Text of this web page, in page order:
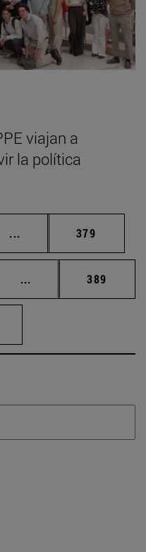
viajan a
la política
... Páginas intermedias
Página
379
... Páginas intermedias
Página
389